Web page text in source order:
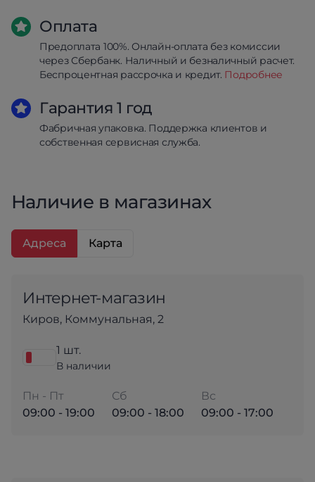
Оплата
Предоплата 100%. Онлайн-оплата без комиссии
через Сбербанк. Наличный и безналичный расчет.
Беспроцентная рассрочка и кредит. Подробнее
Гарантия 1 год
Фабричная упаковка. Поддержка клиентов и
собственная сервисная служба.
Наличие в магазинах
Адреса Карта
Интернет-магазин
Киров, Коммунальная, 2
1 шт.
В наличии
Пн - Пт
09:00 - 19:00
Сб
09:00 - 18:00
Вс
09:00 - 17:00